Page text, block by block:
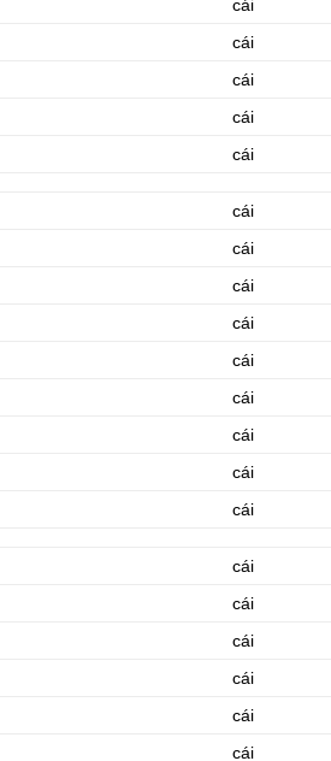
cái
cái
cái
cái
cái
cái
cái
cái
cái
cái
cái
cái
cái
cái
cái
cái
cái
cái
cái
cái